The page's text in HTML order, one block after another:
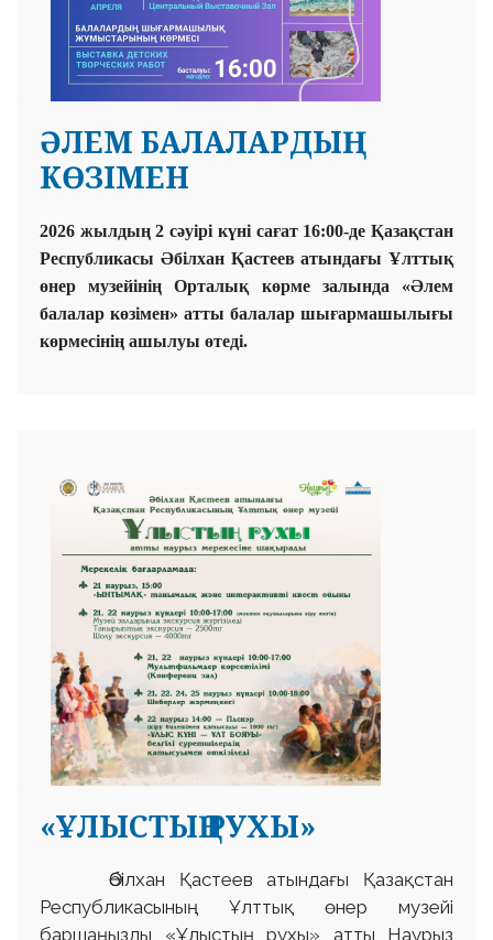
ӘЛЕМ БАЛАЛАРДЫҢ
КӨЗІМЕН
2026 жылдың 2 сәуірі күні сағат 16:00-де Қазақстан
Республикасы Әбілхан Қастеев атындағы Ұлттық
өнер музейінің Орталық көрме залында «Әлем
балалар көзімен» атты балалар шығармашылығы
көрмесінің ашылуы өтеді.
«ҰЛЫСТЫҢ РУХЫ»
Әбілхан Қастеев атындағы Қазақстан
Республикасының Ұлттық өнер музейі
баршаңызды «Ұлыстың рухы» атты Наурыз